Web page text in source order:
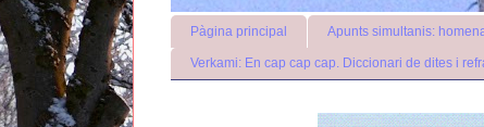
Pàgina principal Apunts simultanis:
Verkami: En cap cap cap. Diccionari de dites i